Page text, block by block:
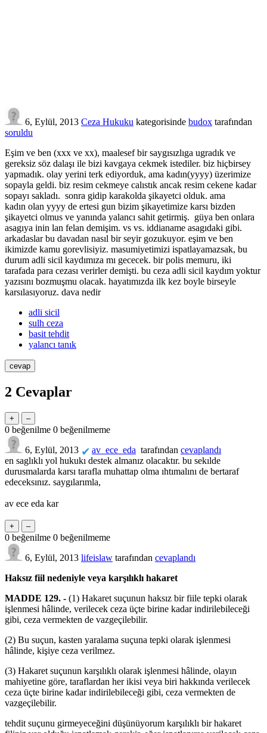
6, Eylül, 2013 Ceza Hukuku kategorisinde budox tarafından
soruldu
Eşim ve ben (xxx ve xx), maalesef bir saygısızlıga ugradık ve
gereksiz söz dalaşı ile bizi kavgaya cekmek istediler. biz hiçbirsey
yapmadık. olay yerini terk ediyorduk, ama kadın(yyyy) üzerimize
sopayla geldi. biz resim cekmeye calıstık ancak resim cekene kadar
sopayı sakladı. sonra gidip karakolda şikayetci olduk. ama
kadın olan yyyy de ertesi gun bizim şikayetimize karsı bizden
şikayetci olmus ve yanında yalancı sahit getirmiş. güya ben onlara
asagıya inin lan felan demişim. vs vs. iddianame asagıdaki gibi.
arkadaslar bu davadan nasıl bir seyir gozukuyor. eşim ve ben
ikimizde kamu gorevlisiyiz. masumiyetimizi ispatlayamazsak, bu
durum adli sicil kaydımıza mı gececek. bir polis memuru, iki
tarafada para cezası verirler demişti. bu ceza adli sicil kaydım yoktur
yazısını bozmuşmu olacak. hayatımızda ilk kez boyle birseyle
karsılasıyoruz. dava nedir
adli sicil
sulh ceza
basit tehdit
yalancı tanık
2 Cevaplar
0 beğenilme 0 beğenilmeme
6, Eylül, 2013 ✔ av_ece_eda tarafından cevaplandı
en saglıklı yol hukukı destek almanız olacaktır. bu sekılde
durusmalarda karsı tarafla muhattap olma ıhtımalını de bertaraf
edeceksınız. saygılarımla,
av ece eda kar
0 beğenilme 0 beğenilmeme
6, Eylül, 2013 lifeislaw tarafından cevaplandı
Haksız fiil nedeniyle veya karşılıklı hakaret
MADDE 129. - (1) Hakaret suçunun haksız bir fiile tepki olarak
işlenmesi hâlinde, verilecek ceza üçte birine kadar indirilebileceği
gibi, ceza vermekten de vazgeçilebilir.
(2) Bu suçun, kasten yaralama suçuna tepki olarak işlenmesi
hâlinde, kişiye ceza verilmez.
(3) Hakaret suçunun karşılıklı olarak işlenmesi hâlinde, olayın
mahiyetine göre, taraflardan her ikisi veya biri hakkında verilecek
ceza üçte birine kadar indirilebileceği gibi, ceza vermekten de
vazgeçilebilir.
tehdit suçunu girmeyeceğini düşünüyorum karşılıklı bir hakaret